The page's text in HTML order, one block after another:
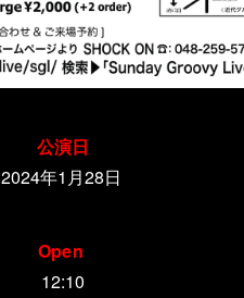
公演日
2024年1月28日
Open
12:10